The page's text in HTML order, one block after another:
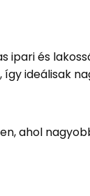
és
ideálisak
ahol